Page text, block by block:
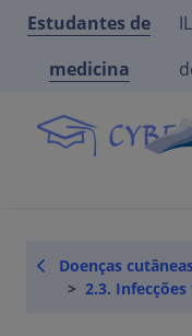
Estudantes de
medicina
Doenças
2.3.